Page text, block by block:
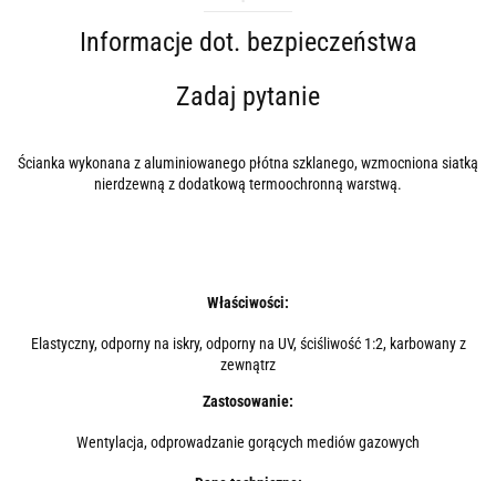
Informacje dot. bezpieczeństwa
Zadaj pytanie
Ścianka wykonana z aluminiowanego płótna szklanego, wzmocniona siatką
nierdzewną z dodatkową termoochronną warstwą.
Właściwości:
Elastyczny, odporny na iskry, odporny na UV, ściśliwość 1:2, karbowany z
zewnątrz
Zastosowanie:
Wentylacja, odprowadzanie gorących mediów gazowych